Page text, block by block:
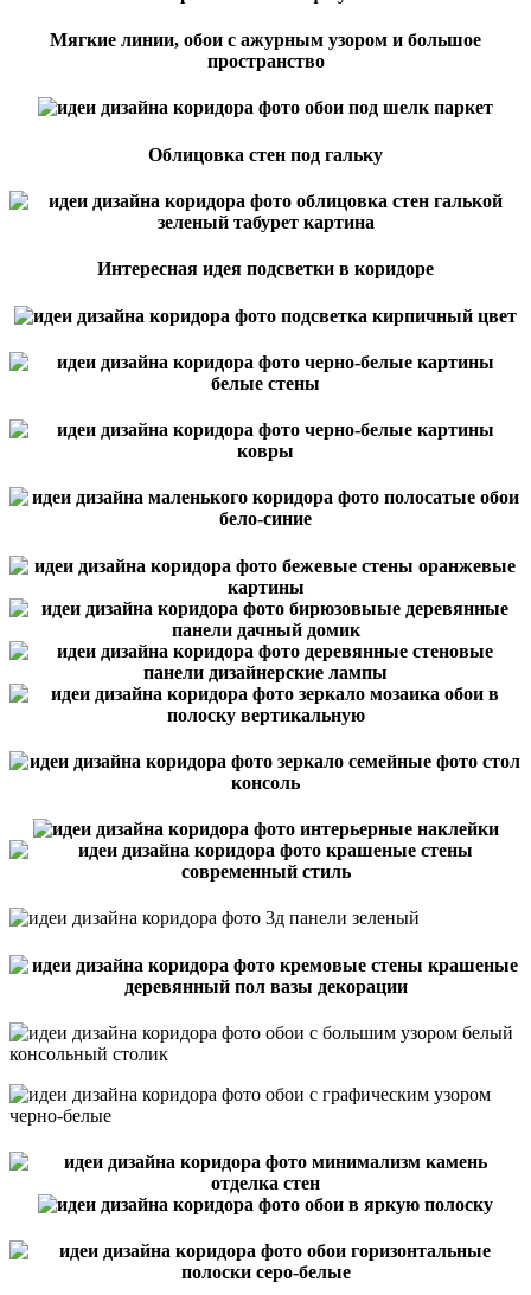
Мягкие линии, обои с ажурным узором и большое
пространство
Облицовка стен под гальку
Интересная идея подсветки в коридоре